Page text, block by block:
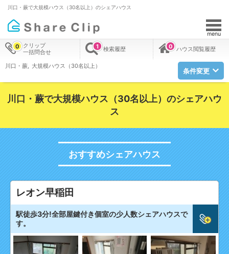
川口・蕨で大規模ハウス（30名以上）のシェアハウス
menu
クリップ
一括問合せ
0 検索履歴
1 ハウス閲覧履歴
0
川口・蕨 大規模ハウス（30名以上）
条件変更
川口・蕨で大規模ハウス（30名以上）のシェアハウ
ス
おすすめシェアハウス
レオン早稲田
駅徒歩3分!全部屋鍵付き個室の少人数シェアハウスで
す。